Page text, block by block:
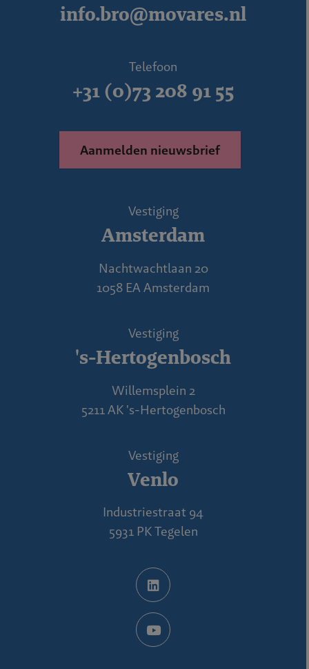
info.bro@movares.nl
Telefoon
+31 (0)73 208 91 55
Aanmelden nieuwsbrief
Vestiging
Amsterdam
Nachtwachtlaan 20
1058 EA Amsterdam
Vestiging
's-Hertogenbosch
Willemsplein 2
5211 AK 's-Hertogenbosch
Vestiging
Venlo
Industriestraat 94
5931 PK Tegelen